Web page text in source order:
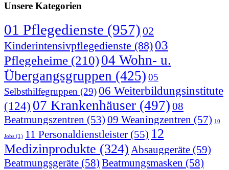
Unsere Kategorien
01 Pflegedienste (957) 02
Kinderintensivpflegedienste (88) 03
Pflegeheime (210)04 Wohn- u.
Übergangsgruppen (425) 05
Selbsthilfegruppen (29)06 Weiterbildungsinstitute
(124) 07 Krankenhäuser (497) 08
Beatmungszentren (53) 09 Weaningzentren (57) 10
Jobs (1) 11 Personaldienstleister (55) 12
Medizinprodukte (324) Absauggeräte (59)
Beatmungsgeräte (58) Beatmungsmasken (58)